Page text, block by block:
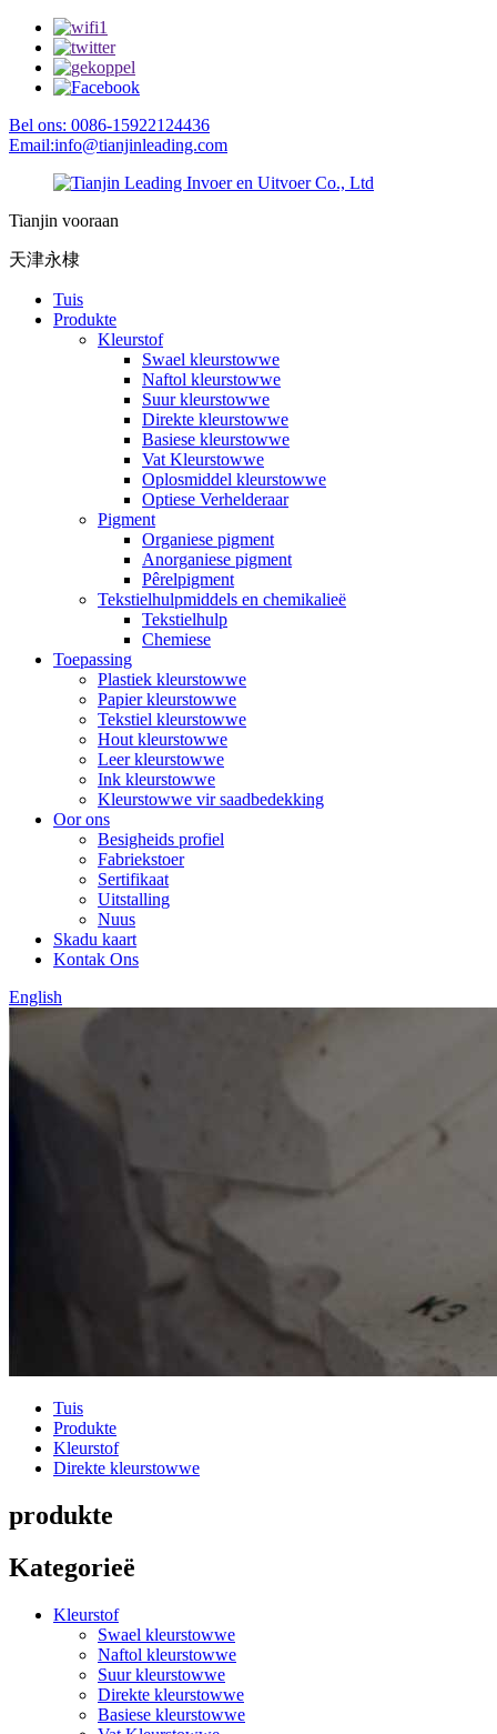
Bel ons: 0086-15922124436
Email:info@tianjinleading.com
Tianjin vooraan
天津永棣
Tuis
Produkte
Kleurstof
Swael kleurstowwe
Naftol kleurstowwe
Suur kleurstowwe
Direkte kleurstowwe
Basiese kleurstowwe
Vat Kleurstowwe
Oplosmiddel kleurstowwe
Optiese Verhelderaar
Pigment
Organiese pigment
Anorganiese pigment
Pêrelpigment
Tekstielhulpmiddels en chemikalieë
Tekstielhulp
Chemiese
Toepassing
Plastiek kleurstowwe
Papier kleurstowwe
Tekstiel kleurstowwe
Hout kleurstowwe
Leer kleurstowwe
Ink kleurstowwe
Kleurstowwe vir saadbedekking
Oor ons
Besigheids profiel
Fabriekstoer
Sertifikaat
Uitstalling
Nuus
Skadu kaart
Kontak Ons
English
Tuis
Produkte
Kleurstof
Direkte kleurstowwe
produkte
Kategorieë
Kleurstof
Swael kleurstowwe
Naftol kleurstowwe
Suur kleurstowwe
Direkte kleurstowwe
Basiese kleurstowwe